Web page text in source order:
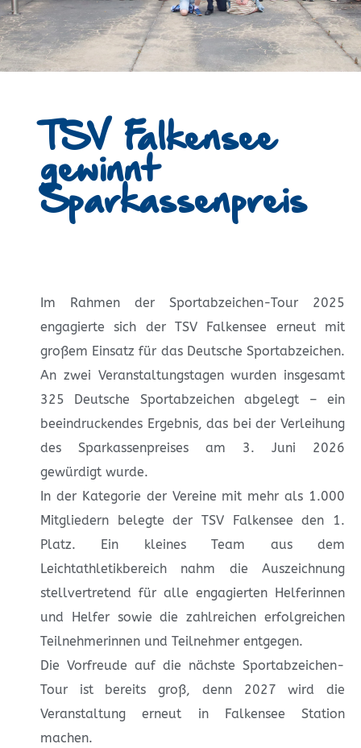
TSV Falkensee
gewinnt
Sparkassenpreis
Im Rahmen der Sportabzeichen-Tour 2025
engagierte sich der TSV Falkensee erneut mit
großem Einsatz für das Deutsche Sportabzeichen.
An zwei Veranstaltungstagen wurden insgesamt
325 Deutsche Sportabzeichen abgelegt – ein
beeindruckendes Ergebnis, das bei der Verleihung
des Sparkassenpreises am 3. Juni 2026
gewürdigt wurde.
In der Kategorie der Vereine mit mehr als 1.000
Mitgliedern belegte der TSV Falkensee den 1.
Platz. Ein kleines Team aus dem
Leichtathletikbereich nahm die Auszeichnung
stellvertretend für alle engagierten Helferinnen
und Helfer sowie die zahlreichen erfolgreichen
Teilnehmerinnen und Teilnehmer entgegen.
Die Vorfreude auf die nächste Sportabzeichen-
Tour ist bereits groß, denn 2027 wird die
Veranstaltung erneut in Falkensee Station
machen.